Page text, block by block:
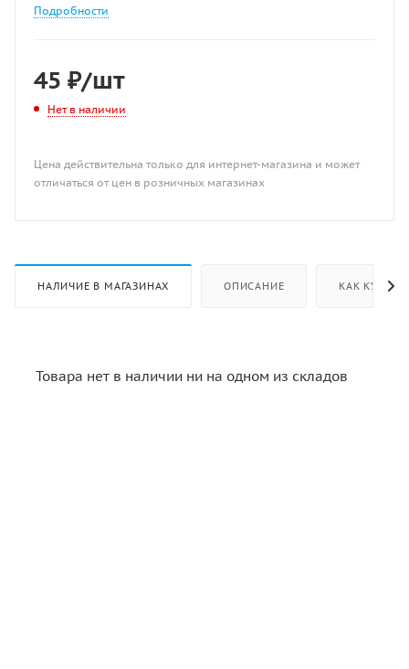
Подробности
45 ₽/шт
Нет в наличии
Цена действительна только для интернет-магазина и может
отличаться от цен в розничных магазинах
НАЛИЧИЕ В МАГАЗИНАХ ОПИСАНИЕ КАК КУПИТЬ
Товара нет в наличии ни на одном из складов